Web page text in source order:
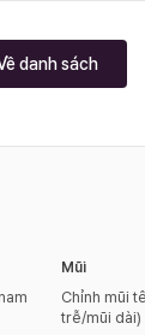
danh sách
Mũi
Chỉnh mũi
trễ/mũi dài)